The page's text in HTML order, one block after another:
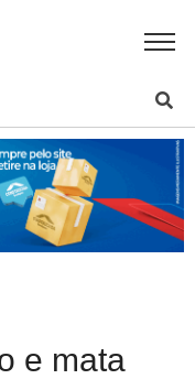
e mata